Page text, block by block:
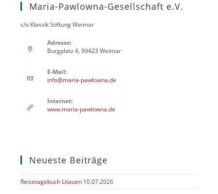
Maria-Pawlowna-Gesellschaft e.V.
c/o Klassik Stiftung Weimar
Adresse:
Burgplatz 4, 99423 Weimar
E-Mail:
info@maria-pawlowna.de
Internet:
www.maria-pawlowna.de
Neueste Beiträge
Reisetagebuch Litauen 10.07.2026